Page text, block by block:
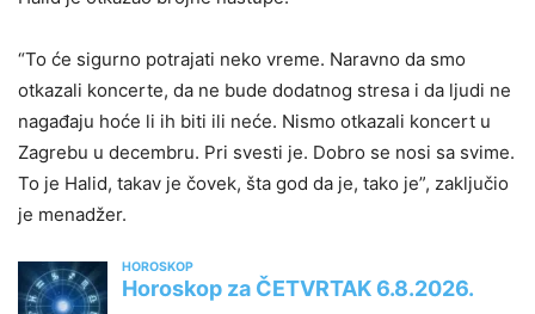
“To će sigurno potrajati neko vreme. Naravno da smo
otkazali koncerte, da ne bude dodatnog stresa i da ljudi ne
nagađaju hoće li ih biti ili neće. Nismo otkazali koncert u
Zagrebu u decembru. Pri svesti je. Dobro se nosi sa svime.
To je Halid, takav je čovek, šta god da je, tako je”, zaključio
je menadžer.